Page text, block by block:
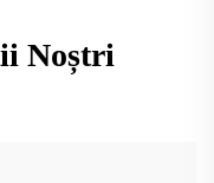
Noștri